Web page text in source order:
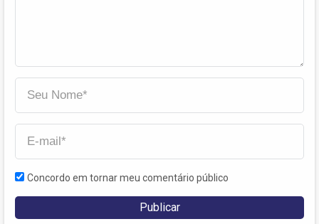
Concordo em tornar meu comentário público